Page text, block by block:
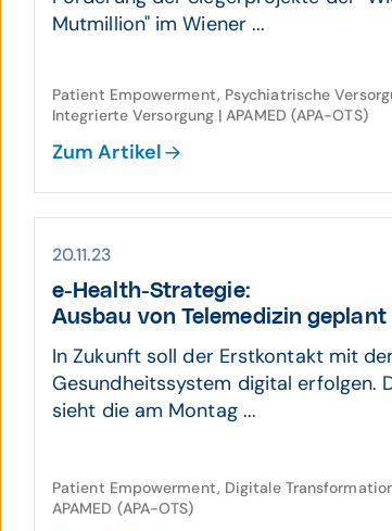
Mutmillion" im Wiener ...
Patient Empowerment, Psychiatrische
Integrierte Versorgung | APAMED (APA-OTS)
Zum Artikel
20.11.23
e-Health-Strategie:
Aus­bau von Tele­medizin geplant
In Zukunft soll der Erstkontakt mit
Gesundheitssystem digital erfolgen.
sieht die am Montag ...
Patient Empowerment, Digitale
APAMED (APA-OTS)